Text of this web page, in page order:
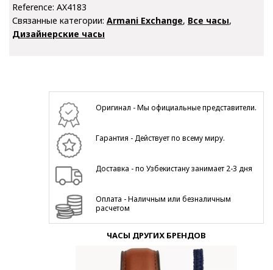
Reference: AX4183
Связанные категории: Armani Exchange, Все часы,
Дизайнерские часы
Оригинал - Мы официальные представители.
Гарантия - Действует по всему миру.
Доставка - по Узбекистану занимает 2-3 дня
Оплата - Наличным или безналичным
расчетом
ЧАСЫ ДРУГИХ БРЕНДОВ